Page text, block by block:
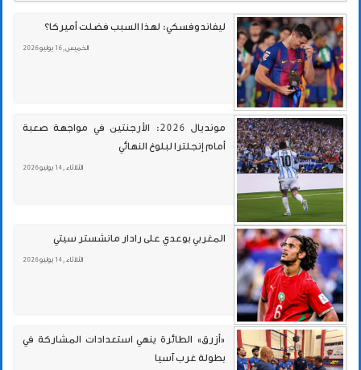
ليفاندوفسكي: لهذا السبب فضلت أميركا؟
الخميس , 16 يوليو 2026
مونديال 2026: الأرجنتين في مواجهة صعبة
أمام إنجلترا لبلوغ النهائي
الثلاثاء , 14 يوليو 2026
المغربي بوعدي على رادار مانشستر سيتي
الثلاثاء , 14 يوليو 2026
«أزرق» الطائرة ينهي استعدادات المشاركة في
بطولة غرب آسيا